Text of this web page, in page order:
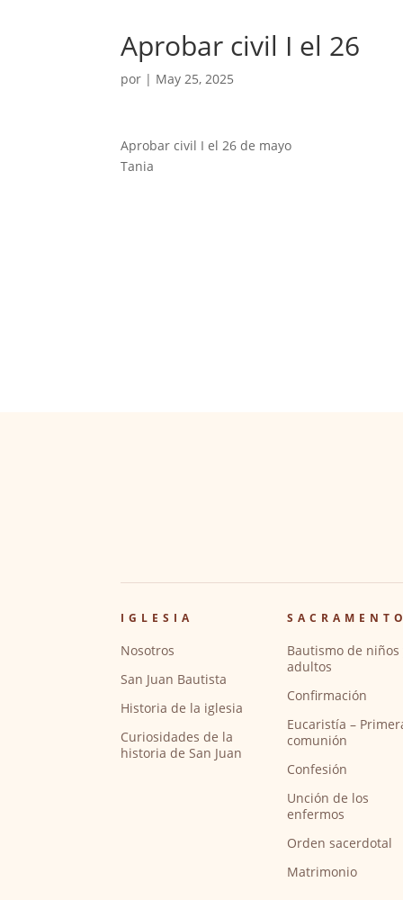
Aprobar civil I el 26
por | May 25, 2025
Aprobar civil I el 26 de mayo
Tania
IGLESIA
Nosotros
San Juan Bautista
Historia de la iglesia
Curiosidades de la
historia de San Juan
Bautismo de niños
adultos
Confirmación
Eucaristía –
comunión
Confesión
Unción de los
enfermos
Orden sacerdotal
Matrimonio